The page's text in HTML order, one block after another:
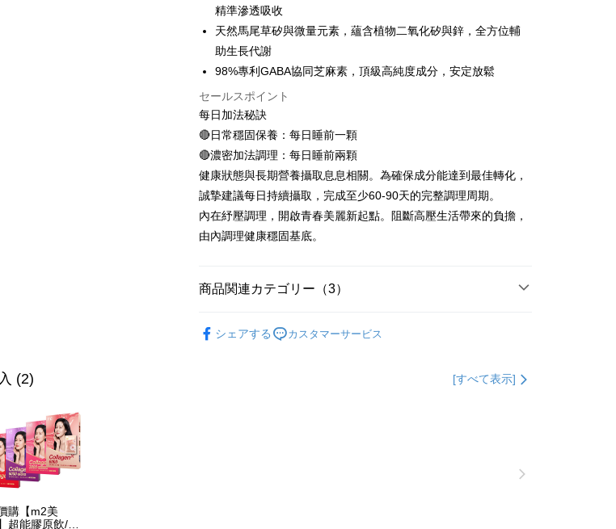
Google Pay
Plus Pay
AFTEE代金後払い
説明
1.お支払い方法でAFTEE代金後払いを選択すると、携帯電話認証ウィン
ドウが表示されます。
2.SMSで認証してお支払い手続を進めてください。
3.注文するときのお支払いは不要です。商品はご指定の住所に配送されま
す。
4.ご注文が完了すると、携帯に支払い通知のSMSが届きます。アプリ会
員の場合は、AFTEE アプリプッシュ通知が届きます。
5.商品受け取り時のお支払いは不要です。商品を確かめてから、SMSま
たはアプリの通知に従って、4大コンビニ、またはATM/オンラインバンキ
代金納付期限は最短で 14 日以内ですので、ご注意ください。AFTEE ア
プリをダウンロードして AFTEE 会員になるとお支払い期限を最長 45 日
お支払期限は、ショップが請求した期日と、AFTEEで延長できる日数を
（例：予約商品や商品到着日が比較的遅い商品）。そのため、商品到着
ATM払い
配送方法
全家付款取貨
配送毎にNT$100、NT$600以上で送料無料
精準滲透吸收
天然馬尾草矽與微量元素，蘊含植物二氧化矽與鋅，全方位輔
助生長代謝
98%專利GABA協同芝麻素，頂級高純度成分，安定放鬆
セールスポイント
每日加法秘訣
🔴日常穩固保養：每日睡前一顆
🔴濃密加法調理：每日睡前兩顆
健康狀態與長期營養攝取息息相關。為確保成分能達到最佳轉化，
誠摯建議每日持續攝取，完成至少60-90天的完整調理周期。
內在紓壓調理，開啟青春美麗新起點。阻斷高壓生活帶來的負擔，
由內調理健康穩固基底。
商品関連カテゴリー（3）
シェアする カスタマーサービス
(2) [すべて表示]
購【m2美
超能膠原飲/晚